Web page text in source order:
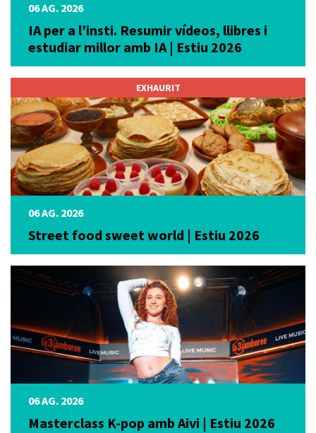
06 AG. 2026
IA per a l’insti. Resumir vídeos, llibres i
estudiar millor amb IA | Estiu 2026
EXHAURIT
06 AG. 2026
Street food sweet world | Estiu 2026
06 AG. 2026
Masterclass K-pop amb Aivi | Estiu 2026